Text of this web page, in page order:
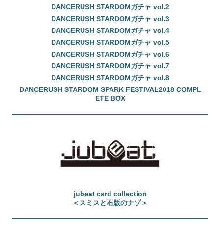
DANCERUSH STARDOMガチャ vol.2
DANCERUSH STARDOMガチャ vol.3
DANCERUSH STARDOMガチャ vol.4
DANCERUSH STARDOMガチャ vol.5
DANCERUSH STARDOMガチャ vol.6
DANCERUSH STARDOMガチャ vol.7
DANCERUSH STARDOMガチャ vol.8
DANCERUSH STARDOM SPARK FESTIVAL2018 COMPL
ETE BOX
jubeat card collection
＜スミスと石版のナゾ＞